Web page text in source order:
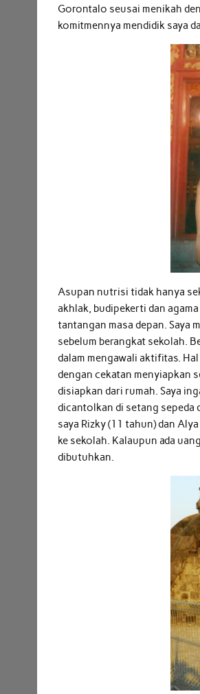
Gorontalo seusai menikah
komitmennya mendidik saya
Asupan nutrisi tidak hanya
akhlak, budipekerti dan
tantangan masa depan. Saya
sebelum berangkat sekolah.
dalam mengawali aktifitas.
dengan cekatan menyiapkan
disiapkan dari rumah. Saya
dicantolkan di setang sepeda
saya Rizky (11 tahun) dan
ke sekolah. Kalaupun ada
dibutuhkan.